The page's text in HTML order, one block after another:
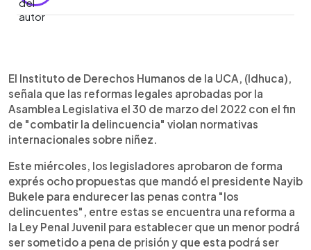
► Escuchar artículo
El Instituto de Derechos Humanos de la UCA, (Idhuca),
señala que las reformas legales aprobadas por la
Asamblea Legislativa el 30 de marzo del 2022 con el fin
de "combatir la delincuencia" violan normativas
internacionales sobre niñez.
Este miércoles, los legisladores aprobaron de forma
exprés ocho propuestas que mandó el presidente Nayib
Bukele para endurecer las penas contra "los
delincuentes", entre estas se encuentra una reforma a
la Ley Penal Juvenil para establecer que un menor podrá
ser sometido a pena de prisión y que esta podrá ser